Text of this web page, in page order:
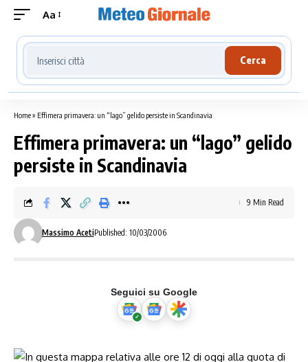
Aa
Cerca località meteo
Cerca
Home» Effimera primavera: un “lago” gelido persiste in Scandinavia
Effimera primavera: un “lago” gelido
persiste in Scandinavia
Massimo AcetiPublished: 10/03/2006
9 Min Read
Seguici su Google